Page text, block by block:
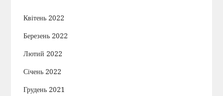
Квітень 2022
Березень 2022
Лютий 2022
Січень 2022
Грудень 2021